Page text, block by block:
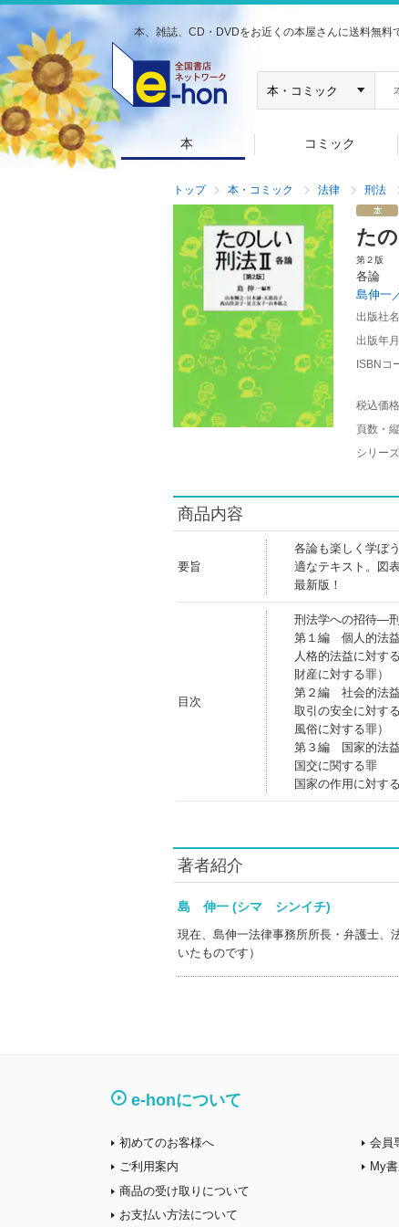
本、雑誌、CD・DVDをお近くの本屋さんに送料無料
本 コミック
トップ 本・コミック 法律 刑法
た
第２版
各論
島伸一
出版社名
出版年月
ISBNコ
税込価格
頁数・縦
シリー
商品内容
要旨
各論も楽しく学ぼ
適なテキスト。図
最新版！
目次
刑法学への招待―
第１編 個人的法
人格的法益に対す
財産に対する罪）
第２編 社会的法
取引の安全に対す
風俗に対する罪）
第３編 国家的法
国交に関する罪
国家の作用に対する
著者紹介
島 伸一 (シマ シンイチ)
現在、島伸一法律事務所所長・弁護士、
いたものです）
e-honについて
初めてのお客様へ
ご利用案内
商品の受け取りについて
お支払い方法について
会員
My